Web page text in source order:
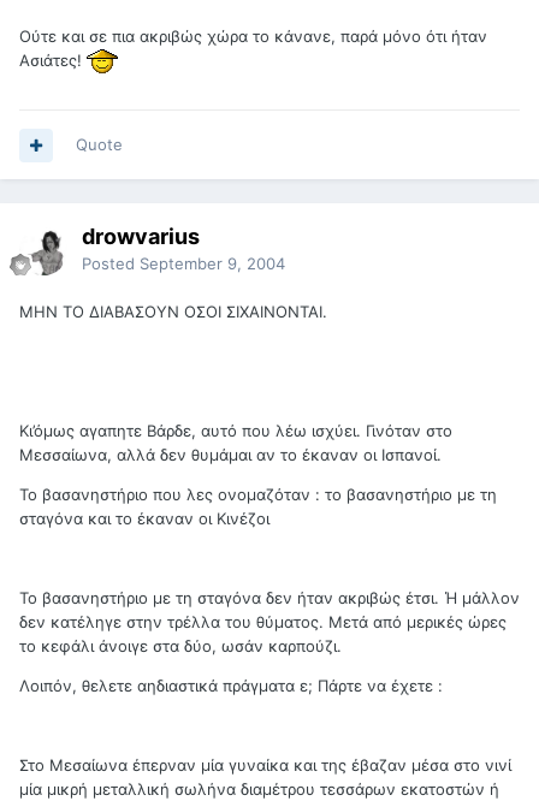
Ούτε και σε πια ακριβώς χώρα το κάνανε, παρά μόνο ότι ήταν
Ασιάτες!
Quote
drowvarius
Posted September 9, 2004
ΜΗΝ ΤΟ ΔΙΑΒΑΣΟΥΝ ΟΣΟΙ ΣΙΧΑΙΝΟΝΤΑΙ.
Κι’όμως αγαπητε Βάρδε, αυτό που λέω ισχύει. Γινόταν στο
Μεσσαίωνα, αλλά δεν θυμάμαι αν το έκαναν οι Ισπανοί.
Το βασανηστήριο που λες ονομαζόταν : το βασανηστήριο με τη
σταγόνα και το έκαναν οι Κινέζοι
Το βασανηστήριο με τη σταγόνα δεν ήταν ακριβώς έτσι. Ή μάλλον
δεν κατέληγε στην τρέλλα του θύματος. Μετά από μερικές ώρες
το κεφάλι άνοιγε στα δύο, ωσάν καρπούζι.
Λοιπόν, θελετε αηδιαστικά πράγματα ε; Πάρτε να έχετε :
Στο Μεσαίωνα έπερναν μία γυναίκα και της έβαζαν μέσα στο νινί
μία μικρή μεταλλική σωλήνα διαμέτρου τεσσάρων εκατοστών ή